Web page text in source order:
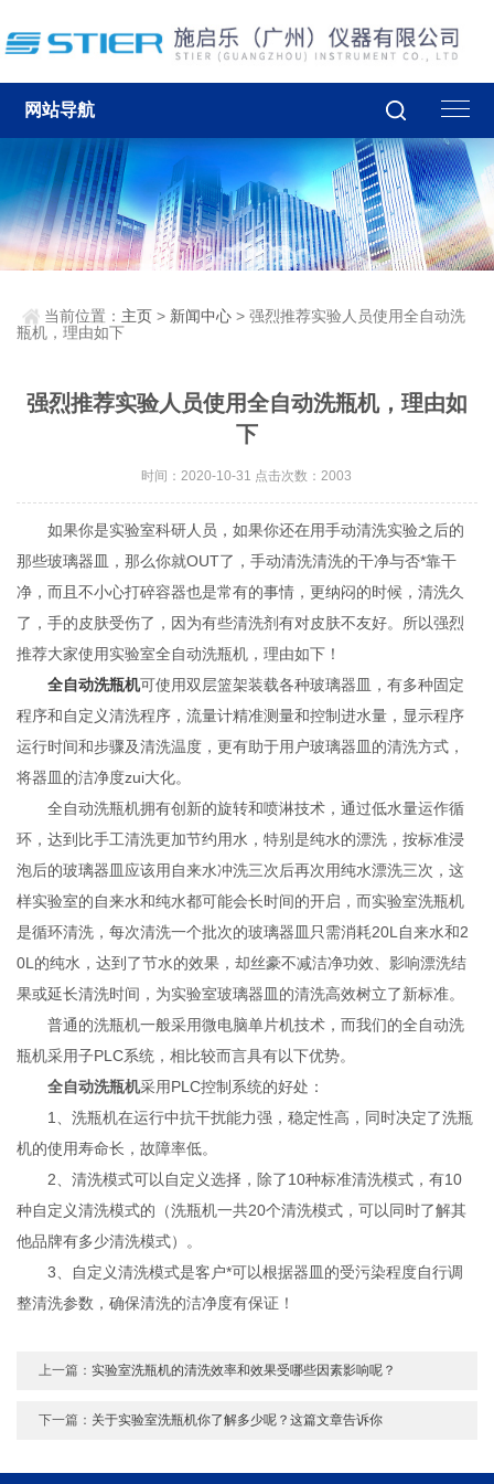
网站导航
当前位置： 主页 > 新闻中心 > 强烈推荐实验人员使用全自动洗
瓶机，理由如下
强烈推荐实验人员使用全自动洗瓶机，理由如
下
时间：2020-10-31 点击次数：2003
如果你是实验室科研人员，如果你还在用手动清洗实验之后的
那些玻璃器皿，那么你就OUT了，手动清洗清洗的干净与否*靠干
净，而且不小心打碎容器也是常有的事情，更纳闷的时候，清洗久
了，手的皮肤受伤了，因为有些清洗剂有对皮肤不友好。所以强烈
推荐大家使用实验室全自动洗瓶机，理由如下！
全自动洗瓶机可使用双层篮架装载各种玻璃器皿，有多种固定
程序和自定义清洗程序，流量计精准测量和控制进水量，显示程序
运行时间和步骤及清洗温度，更有助于用户玻璃器皿的清洗方式，
将器皿的洁净度zui大化。
全自动洗瓶机拥有创新的旋转和喷淋技术，通过低水量运作循
环，达到比手工清洗更加节约用水，特别是纯水的漂洗，按标准浸
泡后的玻璃器皿应该用自来水冲洗三次后再次用纯水漂洗三次，这
样实验室的自来水和纯水都可能会长时间的开启，而实验室洗瓶机
是循环清洗，每次清洗一个批次的玻璃器皿只需消耗20L自来水和2
0L的纯水，达到了节水的效果，却丝豪不减洁净功效、影响漂洗结
果或延长清洗时间，为实验室玻璃器皿的清洗高效树立了新标准。
普通的洗瓶机一般采用微电脑单片机技术，而我们的全自动洗
瓶机采用子PLC系统，相比较而言具有以下优势。
全自动洗瓶机采用PLC控制系统的好处：
1、洗瓶机在运行中抗干扰能力强，稳定性高，同时决定了洗瓶
机的使用寿命长，故障率低。
2、清洗模式可以自定义选择，除了10种标准清洗模式，有10
种自定义清洗模式的（洗瓶机一共20个清洗模式，可以同时了解其
他品牌有多少清洗模式）。
3、自定义清洗模式是客户*可以根据器皿的受污染程度自行调
整清洗参数，确保清洗的洁净度有保证！
上一篇：实验室洗瓶机的清洗效率和效果受哪些因素影响呢？
下一篇： 关于实验室洗瓶机你了解多少呢？这篇文章告诉你